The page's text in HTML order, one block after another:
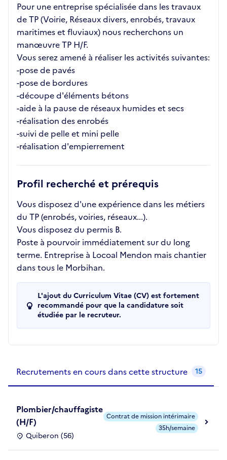
Pour une entreprise spécialisée dans les travaux
de TP (Voirie, Réseaux divers, enrobés, travaux
maritimes et fluviaux) nous recherchons un
manœuvre TP H/F.
Vous serez amené à réaliser les activités suivantes:
-pose de pavés
-pose de bordures
-découpe d'éléments bétons
-aide à la pause de réseaux humides et secs
-réalisation des enrobés
-suivi de pelle et mini pelle
-réalisation d'empierrement
Profil recherché et prérequis
Vous disposez d'une expérience dans les métiers
du TP (enrobés, voiries, réseaux...).
Vous disposez du permis B.
Poste à pourvoir immédiatement sur du long
terme. Entreprise à Locoal Mendon mais chantier
dans tous le Morbihan.
L'ajout du Curriculum Vitae (CV) est fortement
recommandé pour que la candidature soit
étudiée par le recruteur.
Recrutements en cours dans cette structure 15
Plombier/chauffagiste
(H/F)
Quiberon (56)
Contrat de mission intérimaire
35h/semaine